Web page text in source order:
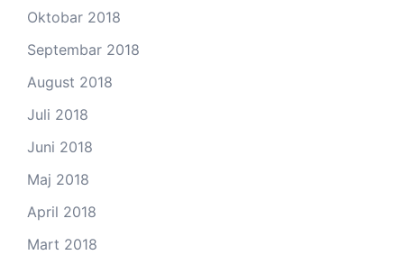
Oktobar 2018
Septembar 2018
August 2018
Juli 2018
Juni 2018
Maj 2018
April 2018
Mart 2018